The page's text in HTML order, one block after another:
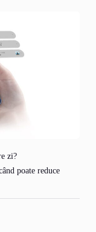
zi?
poate reduce